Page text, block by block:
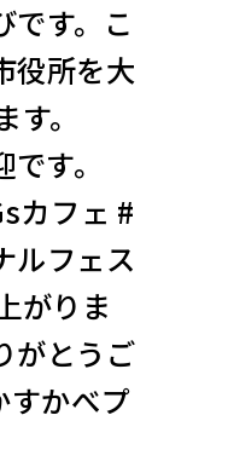
です。こ
役所を大
。
す。
カフェ #
ルフェス
がりま
がとうご
すかべプ